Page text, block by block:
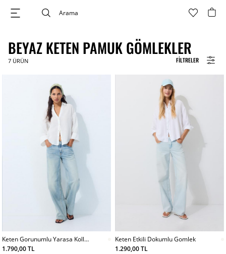
FILTRELER
BEYAZ KETEN PAMUK GÖMLEKLER
7 ÜRÜN
Keten Gorunumlu Yarasa Kollu
Gomlek
1.790,00 TL
Keten Etkili Dokumlu Gomlek
1.290,00 TL